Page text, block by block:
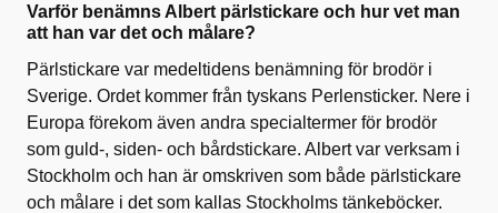
Varför benämns Albert pärlstickare och hur vet man
att han var det och målare?
Pärlstickare var medeltidens benämning för brodör i
Sverige. Ordet kommer från tyskans Perlensticker. Nere i
Europa förekom även andra specialtermer för brodör
som guld-, siden- och bårdstickare. Albert var verksam i
Stockholm och han är omskriven som både pärlstickare
och målare i det som kallas Stockholms tänkeböcker.